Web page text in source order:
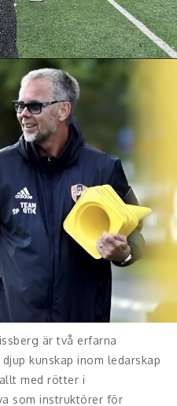
är två erfarna
kunskap inom ledarskap
med rötter i
som instruktörer för